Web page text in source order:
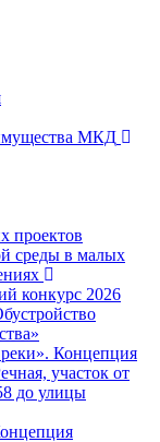
МКД
проектов
среды в малых
конкурс 2026
Концепция
участок от
до улицы